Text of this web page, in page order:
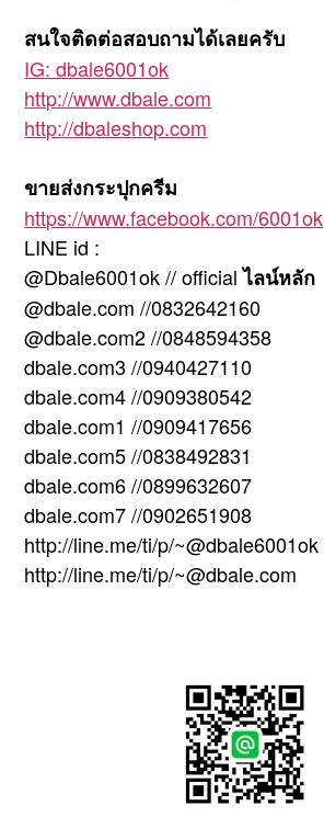
สนใจติดต่อสอบถามได้เลยครับ
IG: dbale6001ok
http://www.dbale.com
http://dbaleshop.com
ขายส่งกระปุกครีม
https://www.facebook.com/6001ok
LINE id :
@Dbale6001ok // officialไลน์หลัก
@dbale.com //0832642160
@dbale.com2 //0848594358
dbale.com3 //0940427110
dbale.com4 //0909380542
dbale.com1 //0909417656
dbale.com5 //0838492831
dbale.com6 //0899632607
dbale.com7 //0902651908
http://line.me/ti/p/~@dbale6001ok
http://line.me/ti/p/~@dbale.com